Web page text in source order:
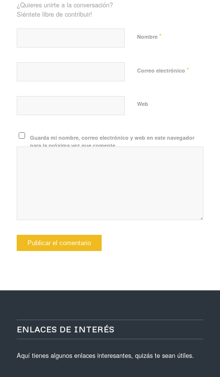
¿Quieres unirte a la conversación?
Siéntete libre de contribuir!
Nombre *
Correo electrónico *
Web
Guarda mi nombre, correo electrónico y web en este navegador
para la próxima vez que comente.
ENLACES DE INTERÉS
Aquí tienes algunos enlaces interesantes, quizás te sean útiles.